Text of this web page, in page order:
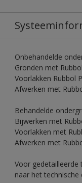
Onbehandelde
Gronden met
Voorlakken Rubbol
Afwerken met
Behandelde
Bijwerken met
Voorlakken met
Afwerken met
Voor gedetailleerde
naar het